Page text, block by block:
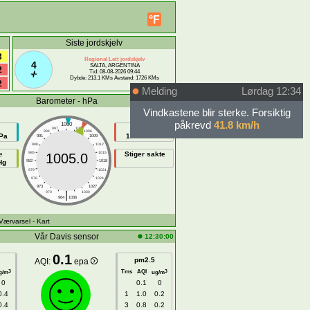
°F
Siste jordskjelv
4
Regional Lett jordskjelv
SALTA, ARGENTINA
Tid: 08-08-2026 09:44
Dybde: 213.1 KMs Avstand: 1726 KMs
Barometer - hPa 12:34:00
1000
997 1003
994
1006
991
1009
988
1012
985
1015
982
1018
979
1021
976
1024
973
1027
970
1030
|
964 1036
1005.0
1005.2 hPa
Stiger sakte
- Kart
Vår Davis sensor 12:30:00
m3
0
AQI: 0.1 epa pm2.5
Tms AQI ug/m3
0.1
0
1
1.0
0.2
3
0.8
0.2
Melding
Lørdag 12:34
Vindkastene blir sterke. Forsiktig
påkrevd 41.8 km/h